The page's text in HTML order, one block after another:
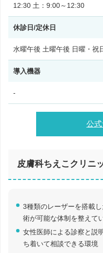
12:30 土：9:00～12:30
休診日/定休日
水曜午後 土曜午後 日曜・祝
導入機器
-
公式
皮膚科ちえこクリニ
3種類のレーザーを搭載
術が可能な体制を整えて
女性医師による診察と説
ち着いて相談できる環境